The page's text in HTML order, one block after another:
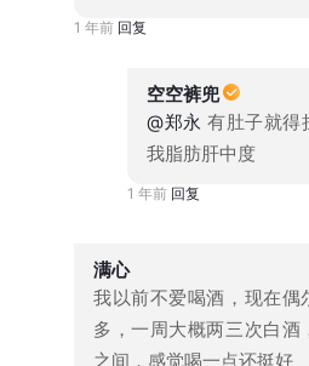
1 年前 回复
空空裤兜
@郑永 有肚子就得
我脂肪肝中度
1 年前 回复
满心
我以前不爱喝酒，现在偶
多，一周大概两三次白
之间，感觉喝一点还挺好